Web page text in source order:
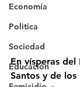
Economía
Politica
Sociedad
Educación
En vísperas del
Santos y de